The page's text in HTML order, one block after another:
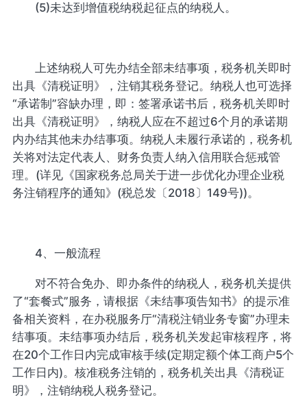
(5)未达到增值税纳税起征点的纳税人。
上述纳税人可先办结全部未结事项，税务机关即时
出具《清税证明》，注销其税务登记。纳税人也可选择
“承诺制”容缺办理，即：签署承诺书后，税务机关即时
出具《清税证明》，纳税人应在不超过6个月的承诺期
内办结其他未办结事项。纳税人未履行承诺的，税务机
关将对法定代表人、财务负责人纳入信用联合惩戒管
理。(详见《国家税务总局关于进一步优化办理企业税
务注销程序的通知》(税总发〔2018〕149号))。
4、一般流程
对不符合免办、即办条件的纳税人，税务机关提供
了“套餐式”服务，请根据《未结事项告知书》的提示准
备相关资料，在办税服务厅“清税注销业务专窗”办理未
结事项。未结事项办结后，税务机关发起审核程序，将
在20个工作日内完成审核手续(定期定额个体工商户5个
工作日内)。核准税务注销的，税务机关出具《清税证
明》，注销纳税人税务登记。